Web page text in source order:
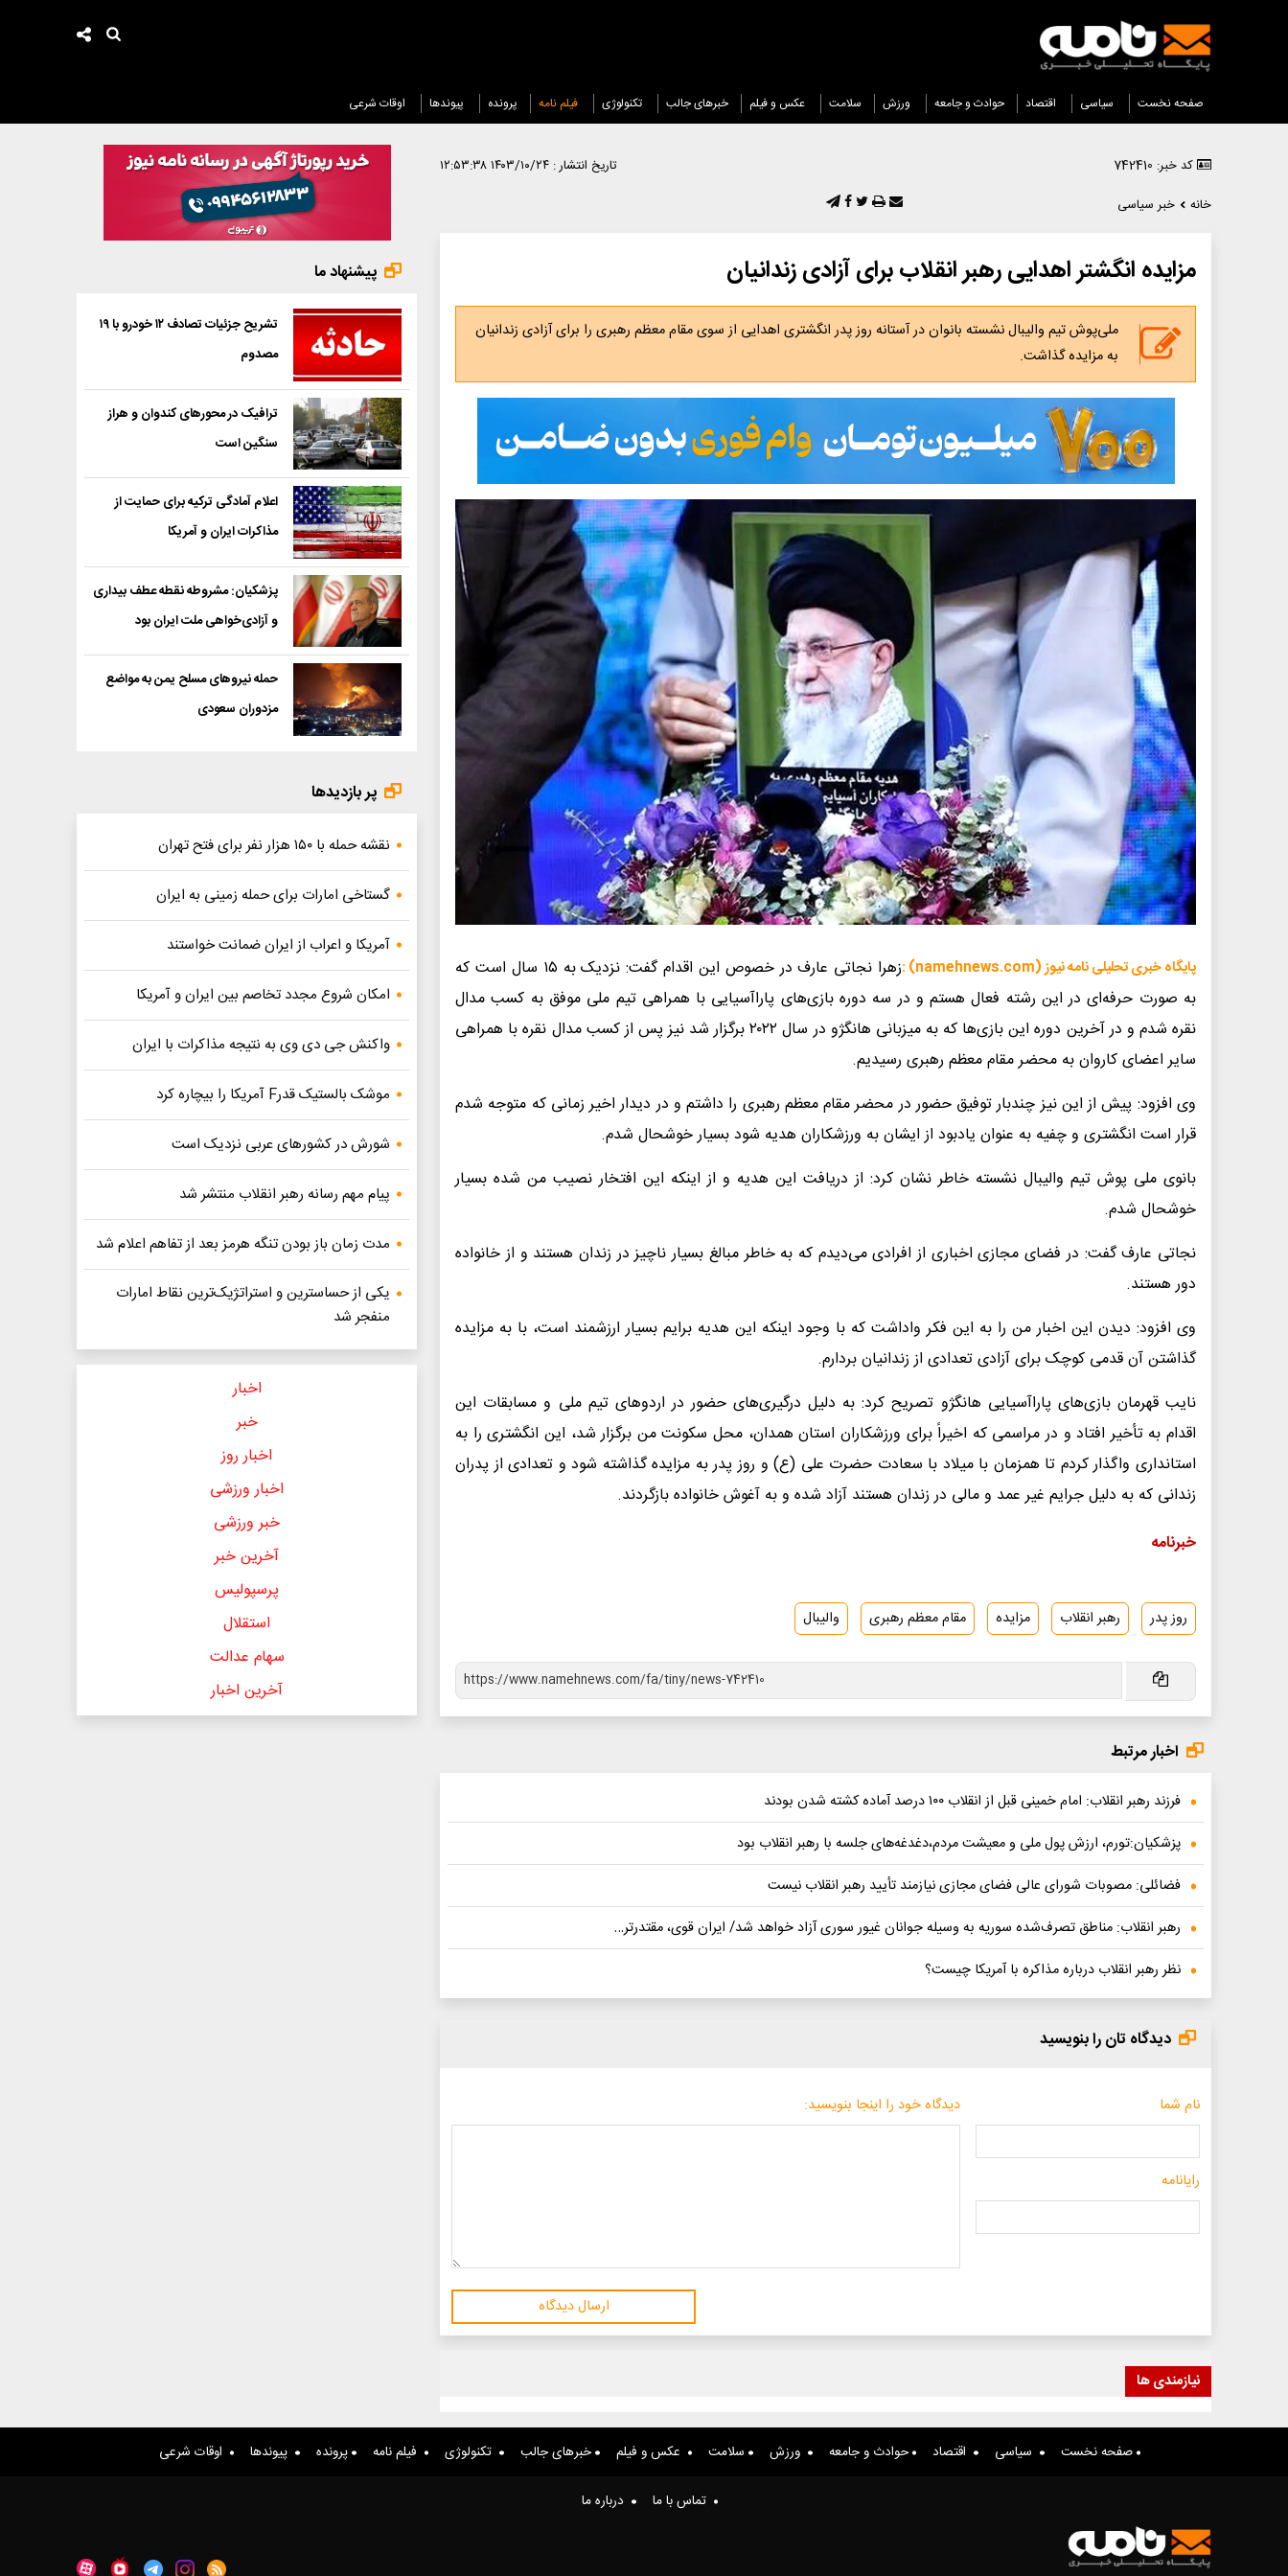
صفحه نخست سیاسی اقتصاد حوادث و جامعه ورزش سلامت عکس و فیلم خبرهای جالب تکنولوژی فیلم نامه پرونده پیوندها اوقات شرعی
کد خبر: 742410 تاریخ انتشار : ۱۴۰۳/۱۰/۲۴ ۱۲:۵۳:۳۸
خانه
خبر سیاسی
مزایده انگشتر اهدایی رهبر انقلاب برای آزادی زندانیان
ملی‌پوش تیم والیبال نشسته بانوان در آستانه روز پدر انگشتری اهدایی از سوی مقام معظم رهبری را برای آزادی زندانیان
به مزایده گذاشت.
پایگاه خبری تحلیلی نامه نیوز (namehnews.com) :
زهرا نجاتی عارف در خصوص این اقدام گفت: نزدیک به ۱۵ سال است که
به صورت حرفه‌ای در این رشته فعال هستم و در سه دوره بازی‌های پاراآسیایی با همراهی تیم ملی موفق به کسب مدال
نقره شدم و در آخرین دوره این بازی‌ها که به میزبانی هانگژو در سال ۲۰۲۲ برگزار شد نیز پس از کسب مدال نقره با همراهی
سایر اعضای کاروان به محضر مقام معظم رهبری رسیدیم.
وی افزود: پیش از این نیز چندبار توفیق حضور در محضر مقام معظم رهبری را داشتم و در دیدار اخیر زمانی که متوجه شدم
قرار است انگشتری و چفیه به عنوان یادبود از ایشان به ورزشکاران هدیه شود بسیار خوشحال شدم.
بانوی ملی پوش تیم والیبال نشسته خاطر نشان کرد: از دریافت این هدیه و از اینکه این افتخار نصیب من شده بسیار
خوشحال شدم.
نجاتی عارف گفت: در فضای مجازی اخباری از افرادی می‌دیدم که به خاطر مبالغ بسیار ناچیز در زندان هستند و از خانواده
دور هستند.
وی افزود: دیدن این اخبار من را به این فکر واداشت که با وجود اینکه این هدیه برایم بسیار ارزشمند است، با به مزایده
گذاشتن آن قدمی کوچک برای آزادی تعدادی از زندانیان بردارم.
نایب قهرمان بازی‌های پاراآسیایی هانگژو تصریح کرد: به دلیل درگیری‌های حضور در اردوهای تیم ملی و مسابقات این
اقدام به تأخیر افتاد و در مراسمی که اخیراً برای ورزشکاران استان همدان، محل سکونت من برگزار شد، این انگشتری را به
استانداری واگذار کردم تا همزمان با میلاد با سعادت حضرت علی (ع) و روز پدر به مزایده گذاشته شود و تعدادی از پدران
زندانی که به دلیل جرایم غیر عمد و مالی در زندان هستند آزاد شده و به آغوش خانواده بازگردند.
خبرنامه
روز پدر رهبر انقلاب مزایده مقام معظم رهبری والیبال
اخبار مرتبط
فرزند رهبر انقلاب: امام خمینی قبل از انقلاب ۱۰۰ درصد آماده کشته شدن بودند
پزشکیان:تورم، ارزش پول ملی و معیشت مردم،دغدغه‌های جلسه با رهبر انقلاب بود
فضائلی: مصوبات شورای عالی فضای مجازی نیازمند تأیید رهبر انقلاب نیست
رهبر انقلاب: مناطق تصرف‌شده‌ سوریه به وسیله‌ جوانان غیور سوری آزاد خواهد شد/ ایران قوی،‌ مقتدرتر…
نظر رهبر انقلاب درباره مذاکره با آمریکا چیست؟
دیدگاه تان را بنویسید
نام شما
رایانامه
دیدگاه خود را اینجا بنویسید:
ارسال دیدگاه
نیازمندی ها
پیشنهاد ما
تشریح جزئیات تصادف ۱۲ خودرو با ۱۹
مصدوم
ترافیک در محورهای کندوان و هراز
سنگین است
اعلام آمادگی ترکیه برای حمایت از
مذاکرات ایران و آمریکا
پزشکیان: مشروطه نقطه عطف بیداری
و آزادی‌خواهی ملت ایران بود
حمله نیروهای مسلح یمن به مواضع
مزدوران سعودی
پر بازدیدها
نقشه حمله با ۱۵۰ هزار نفر برای فتح تهران
گستاخی امارات برای حمله زمینی به ایران
آمریکا و اعراب از ایران ضمانت خواستند
امکان شروع مجدد تخاصم‌ بین ایران و آمریکا
واکنش جی دی وی به نتیجه مذاکرات با ایران
موشک بالستیک قدرF آمریکا را بیچاره کرد
شورش در کشورهای عربی نزدیک است
پیام مهم رسانه رهبر انقلاب منتشر شد
مدت زمان باز بودن تنگه هرمز بعد از تفاهم اعلام شد
یکی از حساسترین و استراتژیک‌ترین نقاط امارات
منفجر شد
اخبار
خبر
اخبار روز
اخبار ورزشی
خبر ورزشی
آخرین خبر
پرسپولیس
استقلال
سهام عدالت
آخرین اخبار
صفحه نخست سیاسی اقتصاد حوادث و جامعه ورزش سلامت عکس و فیلم خبرهای جالب تکنولوژی فیلم نامه پرونده پیوندها اوقات شرعی
تماس با ما درباره ما